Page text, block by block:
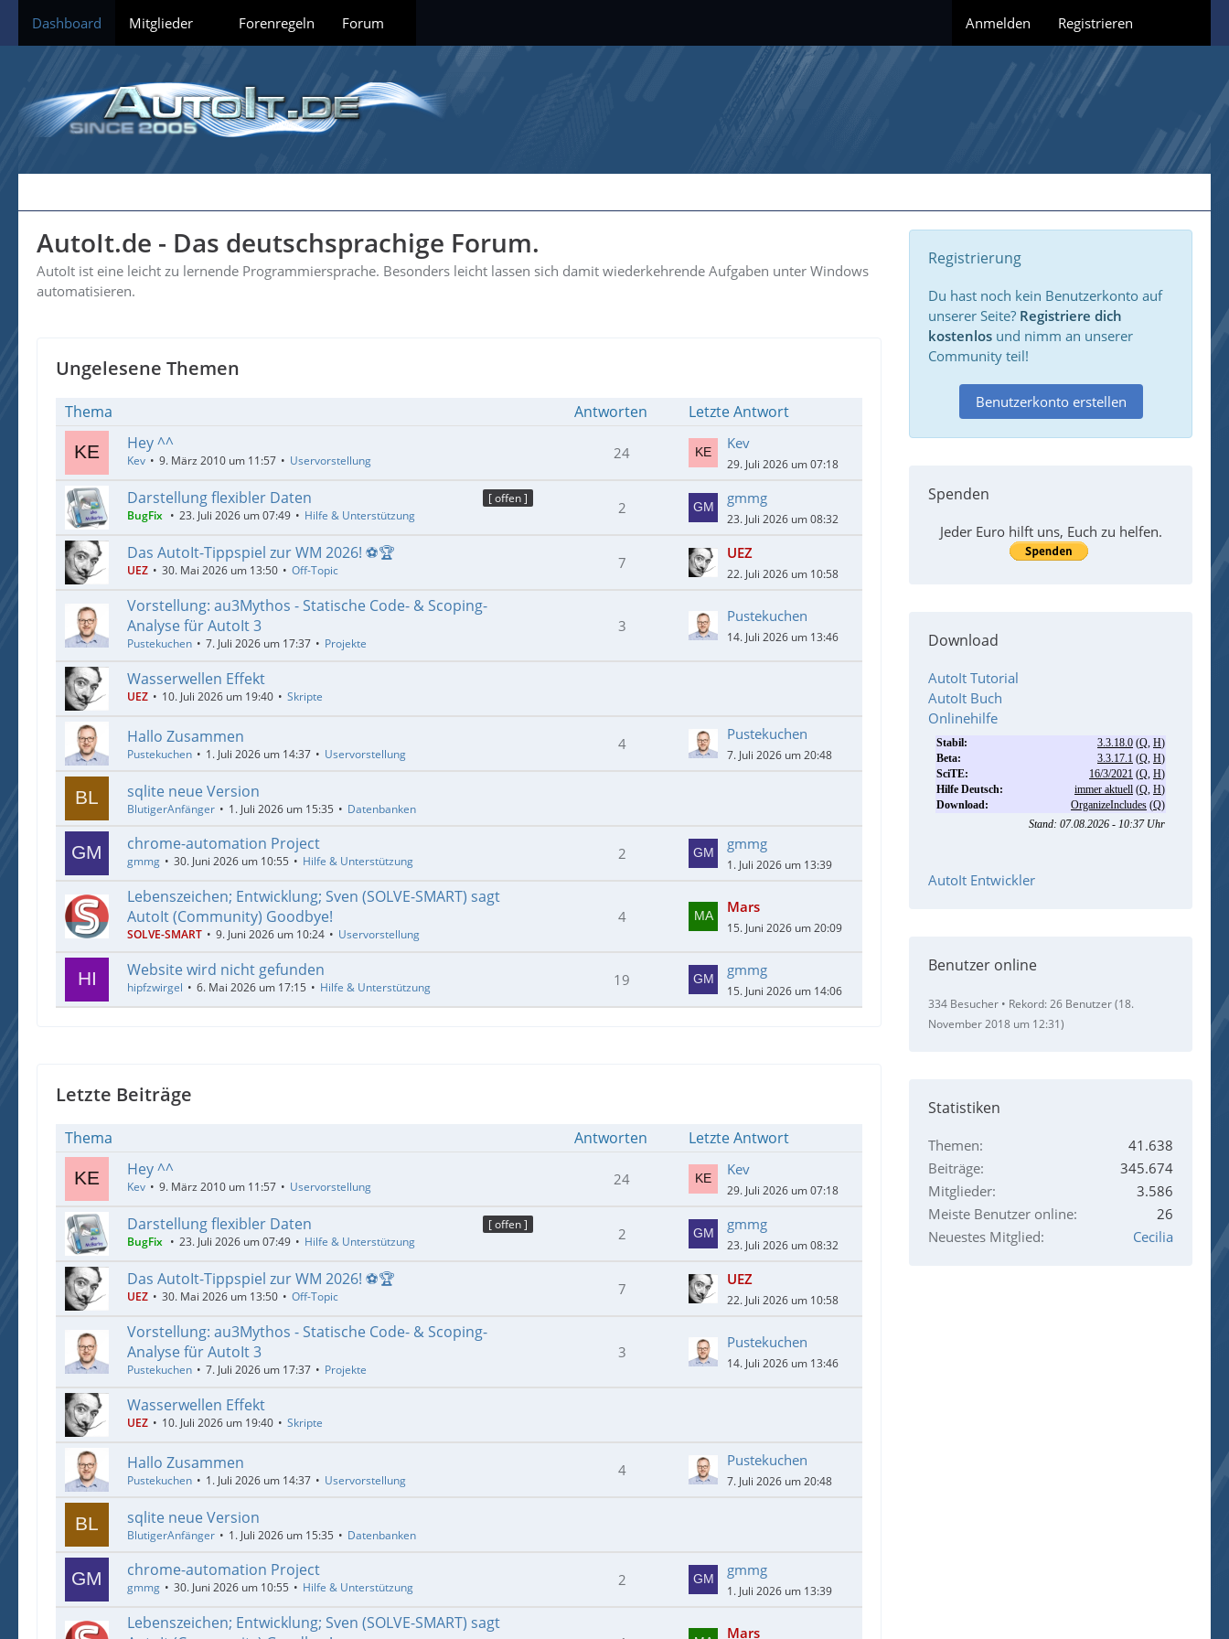
Dashboard Mitglieder Forenregeln Forum Anmelden Registrieren
AutoIt.de - Das deutschsprachige Forum.
AutoIt ist eine leicht zu lernende Programmiersprache. Besonders leicht lassen sich damit wiederkehrende Aufgaben unter Windows
automatisieren.
Ungelesene Themen
Thema Antworten
Letzte Antwort
Hey ^^
Kev 9. März 2010 um 11:57 Uservorstellung 24
Kev
29. Juli 2026 um 07:18
[ offen ]
Darstellung flexibler Daten
BugFix 23. Juli 2026 um 07:49 Hilfe & Unterstützung 2
gmmg
23. Juli 2026 um 08:32
Das AutoIt-Tippspiel zur WM 2026! ⚽🏆
UEZ 30. Mai 2026 um 13:50 Off-Topic 7
UEZ
22. Juli 2026 um 10:58
Vorstellung: au3Mythos - Statische Code- & Scoping-
Analyse für AutoIt 3
Pustekuchen 7. Juli 2026 um 17:37 Projekte
3
Pustekuchen
14. Juli 2026 um 13:46
Wasserwellen Effekt
UEZ 10. Juli 2026 um 19:40 Skripte
Hallo Zusammen
Pustekuchen 1. Juli 2026 um 14:37 Uservorstellung
4
Pustekuchen
7. Juli 2026 um 20:48
sqlite neue Version
BlutigerAnfänger 1. Juli 2026 um 15:35 Datenbanken
chrome-automation Project
gmmg 30. Juni 2026 um 10:55 Hilfe & Unterstützung 2
gmmg
1. Juli 2026 um 13:39
Lebenszeichen; Entwicklung; Sven (SOLVE-SMART) sagt
AutoIt (Community) Goodbye!
SOLVE-SMART 9. Juni 2026 um 10:24 Uservorstellung
4
Mars
15. Juni 2026 um 20:09
Website wird nicht gefunden
hipfzwirgel 6. Mai 2026 um 17:15 Hilfe & Unterstützung 19
gmmg
15. Juni 2026 um 14:06
Letzte Beiträge
Thema Antworten
Letzte Antwort
Hey ^^
Kev 9. März 2010 um 11:57 Uservorstellung 24
Kev
29. Juli 2026 um 07:18
[ offen ]
Darstellung flexibler Daten
BugFix 23. Juli 2026 um 07:49 Hilfe & Unterstützung 2
gmmg
23. Juli 2026 um 08:32
Das AutoIt-Tippspiel zur WM 2026! ⚽🏆
UEZ 30. Mai 2026 um 13:50 Off-Topic 7
UEZ
22. Juli 2026 um 10:58
Vorstellung: au3Mythos - Statische Code- & Scoping-
Analyse für AutoIt 3
Pustekuchen 7. Juli 2026 um 17:37 Projekte
3
Pustekuchen
14. Juli 2026 um 13:46
Wasserwellen Effekt
UEZ 10. Juli 2026 um 19:40 Skripte
Hallo Zusammen
Pustekuchen 1. Juli 2026 um 14:37 Uservorstellung
4
Pustekuchen
7. Juli 2026 um 20:48
sqlite neue Version
BlutigerAnfänger 1. Juli 2026 um 15:35 Datenbanken
chrome-automation Project
gmmg 30. Juni 2026 um 10:55 Hilfe & Unterstützung 2
gmmg
1. Juli 2026 um 13:39
Lebenszeichen; Entwicklung; Sven (SOLVE-SMART) sagt
Mars
Registrierung
Du hast noch kein Benutzerkonto auf
unserer Seite? Registriere dich
kostenlos und nimm an unserer
Community teil!
Benutzerkonto erstellen
Spenden
Jeder Euro hilft uns, Euch zu helfen.
Download
AutoIt Tutorial
AutoIt Buch
Onlinehilfe
AutoIt Entwickler
Benutzer online
334 Besucher Rekord: 26 Benutzer (18.
November 2018 um 12:31)
Statistiken
Themen
41.638
Beiträge
345.674
Mitglieder
3.586
Meiste Benutzer online
26
Neuestes Mitglied
Cecilia